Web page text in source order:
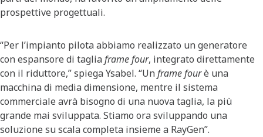
prospettive progettuali.
“Per l’impianto pilota abbiamo realizzato un generatore
con espansore di tagliaframe four, integrato direttamente
con il riduttore,” spiega Ysabel. “Unframe fourè una
macchina di media dimensione, mentre il sistema
commerciale avrà bisogno di una nuova taglia, la più
grande mai sviluppata. Stiamo ora sviluppando una
soluzione su scala completa insieme a RayGen”.